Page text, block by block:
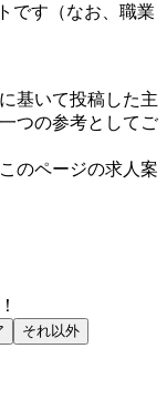
です（なお、職業
基いて投稿した主
つの参考としてご
のページの求人案
それ以外